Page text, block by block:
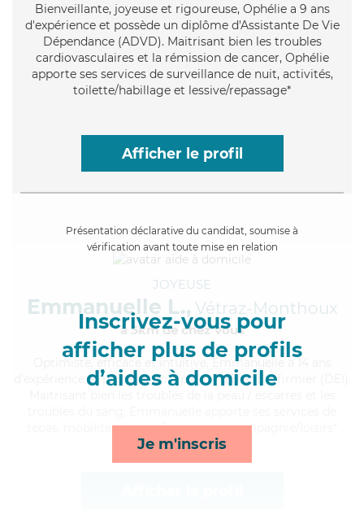
Bienveillante, joyeuse et rigoureuse, Ophélie a 9 ans
d'expérience et possède un diplôme d'Assistante De Vie
Dépendance (ADVD). Maitrisant bien les troubles
cardiovasculaires et la rémission de cancer, Ophélie
apporte ses services de surveillance de nuit, activités,
toilette/habillage et lessive/repassage*
Afficher le profil
Présentation déclarative du candidat, soumise à
vérification avant toute mise en relation
Inscrivez-vous pour
afficher plus de profils
d’aides à domicile
Je m'inscris
JOYEUSE
Emmanuelle L., Vétraz-Monthoux
à 5km de chez Vous
, efficace et intuitive, Emmanuelle a 14 ans
d'expérience et possède un diplôme d'Etat d'infirmier (DEI).
repas, mobilité, courses/livraison et compagnie/loisirs*